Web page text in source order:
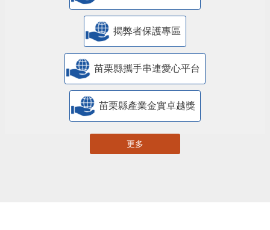
揭弊者保護專區
苗栗縣攜手串連愛心平台
苗栗縣產業金實卓越獎
更多